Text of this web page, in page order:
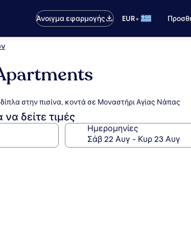
Άνοιγμα εφαρμογής
EUR•
στην πισίνα, κοντά σε Μοναστήρι Αγίας Νάπας
να δείτε τιμές
Ημερομηνίες